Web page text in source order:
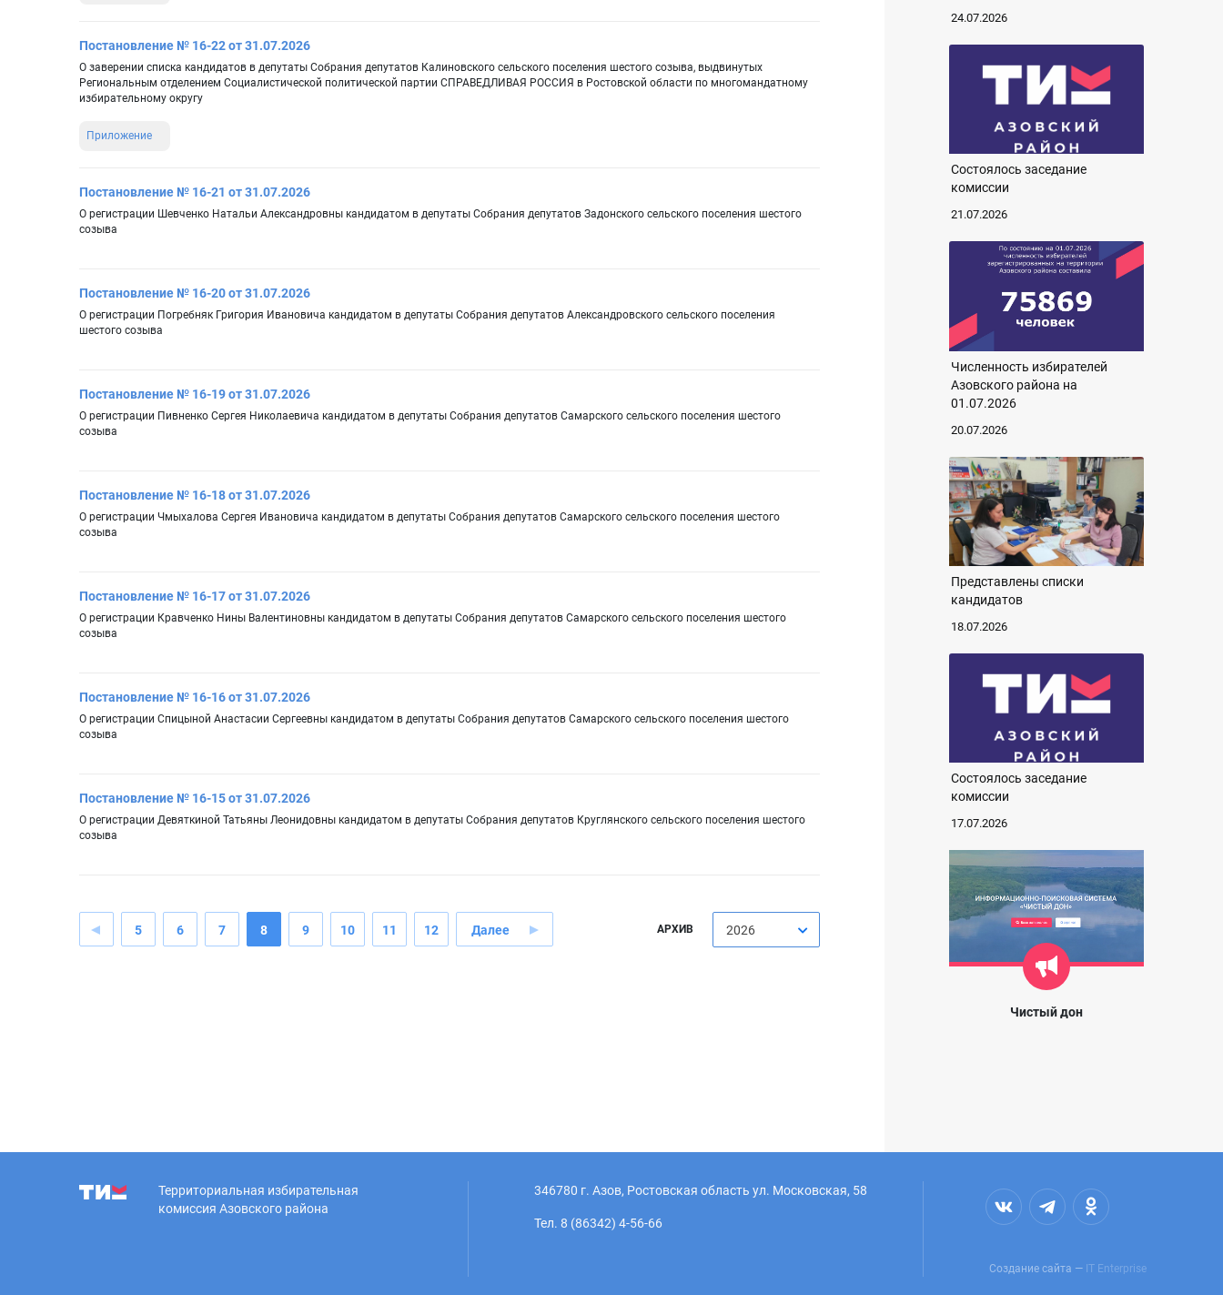
Постановление № 16-22 от 31.07.2026
О заверении списка кандидатов в депутаты Собрания депутатов Калиновского сельского поселения шестого созыва, выдвинутых
Региональным отделением Социалистической политической партии СПРАВЕДЛИВАЯ РОССИЯ в Ростовской области по многомандатному
избирательному округу
Приложение
Постановление № 16-21 от 31.07.2026
О регистрации Шевченко Натальи Александровны кандидатом в депутаты Собрания депутатов Задонского сельского поселения шестого
созыва
Постановление № 16-20 от 31.07.2026
О регистрации Погребняк Григория Ивановича кандидатом в депутаты Собрания депутатов Александровского сельского поселения
шестого созыва
Постановление № 16-19 от 31.07.2026
О регистрации Пивненко Сергея Николаевича кандидатом в депутаты Собрания депутатов Самарского сельского поселения шестого
созыва
Постановление № 16-18 от 31.07.2026
О регистрации Чмыхалова Сергея Ивановича кандидатом в депутаты Собрания депутатов Самарского сельского поселения шестого
созыва
Постановление № 16-17 от 31.07.2026
О регистрации Кравченко Нины Валентиновны кандидатом в депутаты Собрания депутатов Самарского сельского поселения шестого
созыва
Постановление № 16-16 от 31.07.2026
О регистрации Спицыной Анастасии Сергеевны кандидатом в депутаты Собрания депутатов Самарского сельского поселения шестого
созыва
Постановление № 16-15 от 31.07.2026
О регистрации Девяткиной Татьяны Леонидовны кандидатом в депутаты Собрания депутатов Круглянского сельского поселения шестого
созыва
5 6 7 8 9 10 11 12 Далее АРХИВ 2026
24.07.2026
Состоялось заседание
комиссии
21.07.2026
Численность избирателей
Азовского района на
01.07.2026
20.07.2026
Представлены списки
кандидатов
18.07.2026
Состоялось заседание
комиссии
17.07.2026
Чистый дон
Территориальная избирательная
комиссия Азовского района
346780 г. Азов, Ростовская область ул. Московская, 58
Тел. 8 (86342) 4-56-66
Создание сайта — IT Enterprise